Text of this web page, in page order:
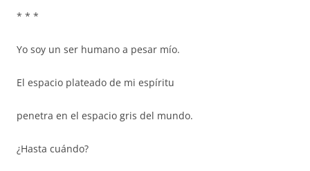
* * *
Yo soy un ser humano a pesar mío.
El espacio plateado de mi espíritu
penetra en el espacio gris del mundo.
¿Hasta cuándo?